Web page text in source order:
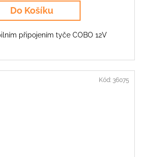
Do Košíku
připojením tyče COBO 12V
Kód: 36075